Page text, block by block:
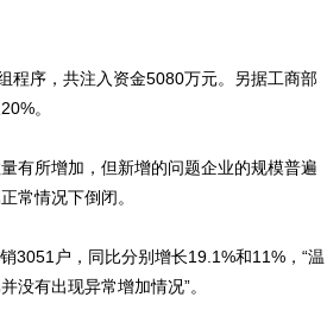
序，共注入资金5080万元。另据工商部
。
所增加，但新增的问题企业的规模普遍
常情况下倒闭。
户，同比分别增长19.1%和11%，“温
没有出现异常增加情况”。